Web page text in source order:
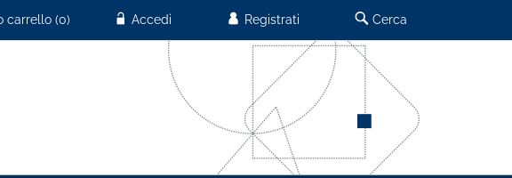
Cerca
Registrati
Accedi
carrello (0)